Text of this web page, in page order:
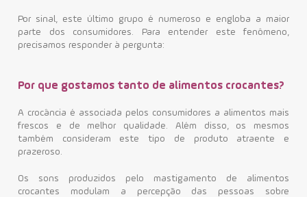
Por sinal, este último grupo é numeroso e engloba a maior
parte dos consumidores. Para entender este fenômeno,
precisamos responder à pergunta:
Por que gostamos tanto de alimentos crocantes?
A crocância é associada pelos consumidores a alimentos mais
frescos e de melhor qualidade. Além disso, os mesmos
também consideram este tipo de produto atraente e
prazeroso.
Os sons produzidos pelo mastigamento de alimentos
crocantes modulam a percepção das pessoas sobre